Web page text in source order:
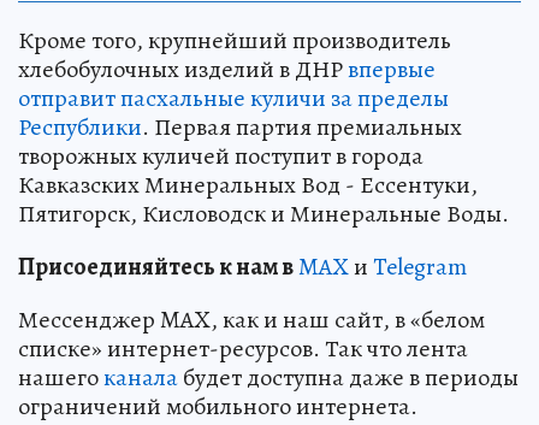
Кроме того, крупнейший производитель
хлебобулочных изделий в ДНРвпервые
отправит пасхальные куличи за пределы
Республики. Первая партия премиальных
творожных куличей поступит в города
Кавказских Минеральных Вод - Ессентуки,
Пятигорск, Кисловодск и Минеральные Воды.
Присоединяйтесь к нам вMAXиTelegram
Мессенджер MAX, как и наш сайт, в «белом
списке» интернет-ресурсов. Так что лента
нашегоканалабудет доступна даже в периоды
ограничений мобильного интернета.